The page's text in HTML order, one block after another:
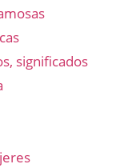
significados